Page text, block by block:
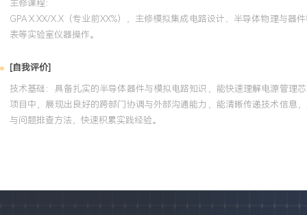
主修课程：
GPA X.XX/X.X（专业前XX%），主修模拟集成电路设计、半导体物理与
表等实验室仪器操作。
[自我评价]
技术基础：具备扎实的半导体器件与模拟电路知识，能快速理解电源管理
项目中，展现出良好的跨部门协调与外部沟通能力，能清晰传递技术信息
与问题排查方法，快速积累实践经验。